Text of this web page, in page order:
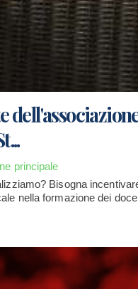
principale
Bisogna
nella formazione dei